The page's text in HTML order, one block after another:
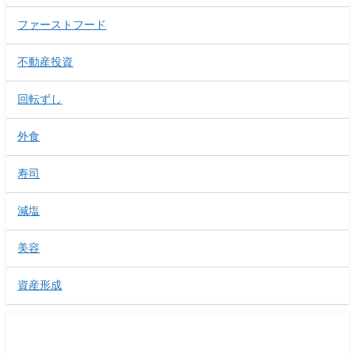
ファーストフード
不動産投資
回転ずし
外食
寿司
減塩
美容
資産形成